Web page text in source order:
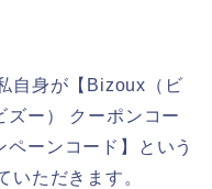
自身が【Bizoux（ビ
ズー） クーポンコー
ーンコード】という
いただきます。